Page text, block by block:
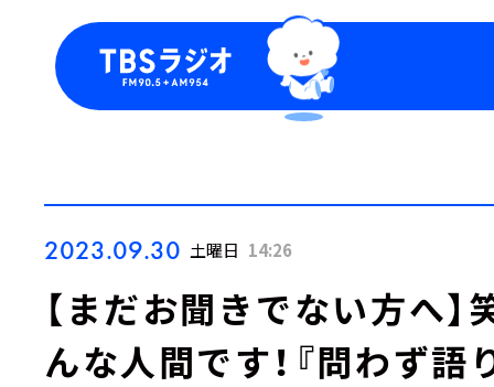
2023.09.30 土曜日 14:26
【まだお聞きでない方へ
んな人間です！『問わず